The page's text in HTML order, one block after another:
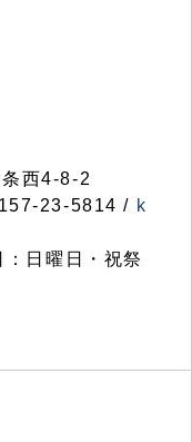
西4-8-2
23-5814 / k
日曜日・祝祭